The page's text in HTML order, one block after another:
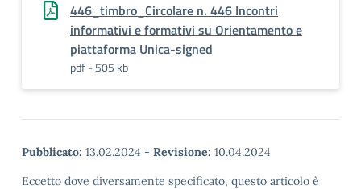
446_timbro_Circolare n. 446 Incontri
informativi e formativi su Orientamento e
piattaforma Unica-signed
pdf - 505 kb
Pubblicato: 13.02.2024 - Revisione: 10.04.2024
Eccetto dove diversamente specificato, questo articolo è